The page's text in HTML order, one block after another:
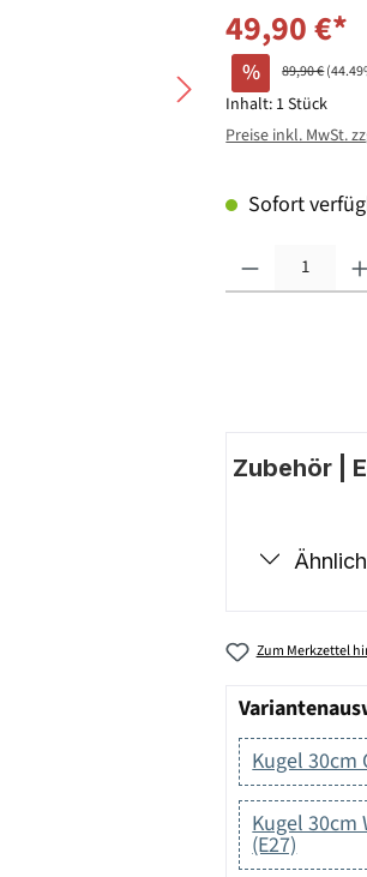
49,90 €*
% 89,90 €
Inhalt: 1 Stück
Preise inkl. MwSt.
Sofort
Zubehör |
Ähnlich
Zum Merkzettel
Kugel 30cm
Kugel 30cm
(E27)